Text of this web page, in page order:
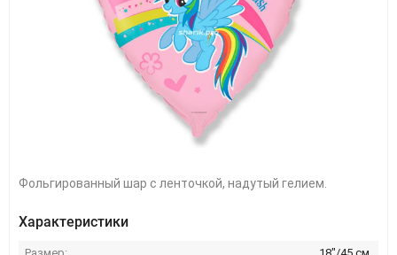
Фольгированный шар с ленточкой, надутый гелием.
Характеристики